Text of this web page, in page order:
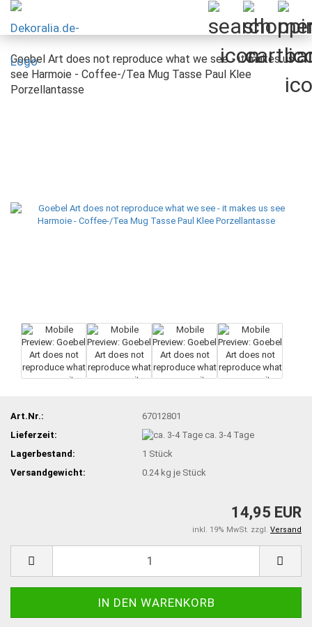
Goebel Art does not reproduce what we see - it makes us
see Harmoie - Coffee-/Tea Mug Tasse Paul Klee
Porzellantasse
Art.Nr.:
67012801
Lieferzeit:
ca. 3-4 Tage
Lagerbestand:
1 Stück
Versandgewicht:
0.24kg je Stück
14,95 EUR
inkl. 19% MwSt. zzgl. Versand